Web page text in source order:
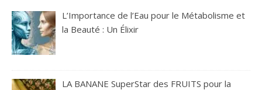
L’Importance de l’Eau pour le Métabolisme et
la Beauté : Un Élixir
LA BANANE SuperStar des FRUITS pour la